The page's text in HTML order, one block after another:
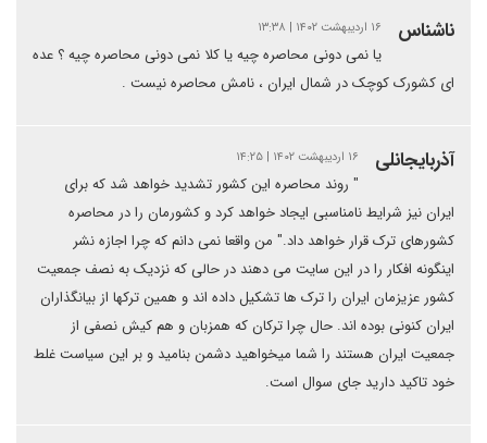
ناشناس ۱۶ اردیبهشت ۱۴۰۲ | ۱۳:۳۸
یا نمی دونی محاصره چیه یا کلا نمی دونی محاصره چیه ؟ عده
ای کشورک کوچک در شمال ایران ، نامش محاصره نیست .‌
آذربایجانلی ۱۶ اردیبهشت ۱۴۰۲ | ۱۴:۲۵
" روند محاصره این کشور تشدید خواهد شد که برای
ایران نیز شرایط نامناسبی ایجاد خواهد کرد و کشورمان را در محاصره
کشورهای ترک قرار خواهد داد." من واقعا نمی دانم که چرا اجازه نشر
اینگونه افکار را در این سایت می دهند در حالی که نزدیک به نصف جمعیت
کشور عزیزمان ایران را ترک ها تشکیل داده اند و همین ترکها از بیانگذاران
ایران کنونی بوده اند. حال چرا ترکان که همزبان و هم کیش نصفی از
جمعیت ایران هستند را شما میخواهید دشمن بنامید و بر این سیاست غلط
خود تاکید دارید جای سوال است.